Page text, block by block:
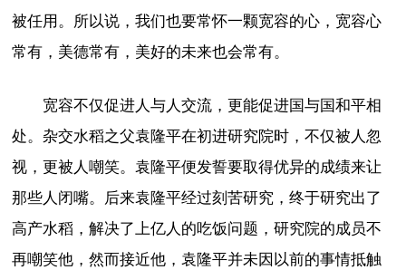
被任用。所以说，我们也要常怀一颗宽容的心，宽容心
常有，美德常有，美好的未来也会常有。
宽容不仅促进人与人交流，更能促进国与国和平相
处。杂交水稻之父袁隆平在初进研究院时，不仅被人忽
视，更被人嘲笑。袁隆平便发誓要取得优异的成绩来让
那些人闭嘴。后来袁隆平经过刻苦研究，终于研究出了
高产水稻，解决了上亿人的吃饭问题，研究院的成员不
再嘲笑他，然而接近他，袁隆平并未因以前的事情抵触